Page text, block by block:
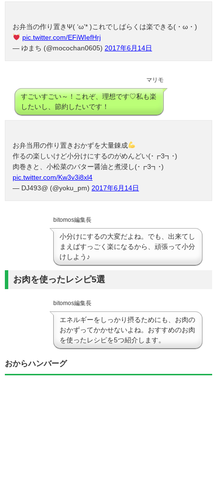
お弁当の作り置きΨ( ‘ω’* )これでしばらくは楽できる(・ω・)
pic.twitter.com/EFiWIefHrj
— ゆまち (@mocochan0605) 2017年6月14日
マリモ
すごいすごい～！これぞ、理想です♡私も楽
したいし、節約したいです！
お弁当用の作り置きおかずを大量錬成
作るの楽しいけど小分けにするのがめんどい(･┏3┓･)
肉巻きと、小松菜のバター醤油と煮浸し(･┏3┓･)
pic.twitter.com/Kw3v3i8xl4
— DJ493@ (@yoku_pm) 2017年6月14日
bitomos編集長
小分けにするの大変だよね。でも、出来てし
まえばすっごく楽になるから、頑張って小分
けしよう♪
お肉を使ったレシピ5選
bitomos編集長
エネルギーをしっかり摂るためにも、お肉の
おかずってかかせないよね。おすすめのお肉
を使ったレシピを5つ紹介します。
おからハンバーグ